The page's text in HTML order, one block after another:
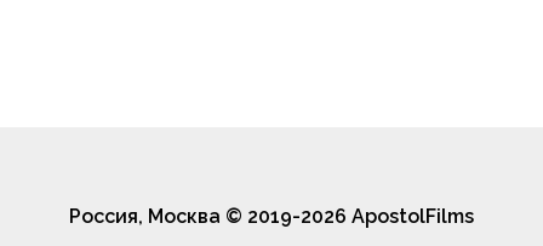
Россия, Москва © 2019-2026 ApostolFilms